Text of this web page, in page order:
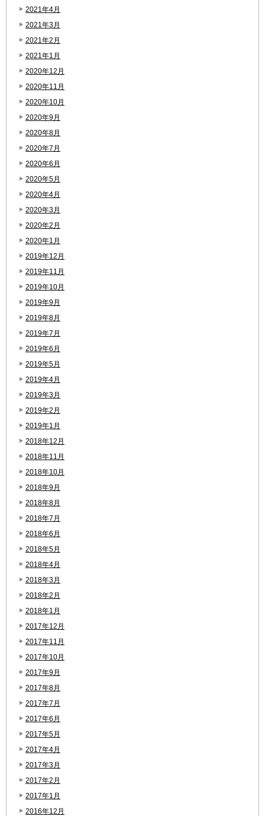
2021年4月
2021年3月
2021年2月
2021年1月
2020年12月
2020年11月
2020年10月
2020年9月
2020年8月
2020年7月
2020年6月
2020年5月
2020年4月
2020年3月
2020年2月
2020年1月
2019年12月
2019年11月
2019年10月
2019年9月
2019年8月
2019年7月
2019年6月
2019年5月
2019年4月
2019年3月
2019年2月
2019年1月
2018年12月
2018年11月
2018年10月
2018年9月
2018年8月
2018年7月
2018年6月
2018年5月
2018年4月
2018年3月
2018年2月
2018年1月
2017年12月
2017年11月
2017年10月
2017年9月
2017年8月
2017年7月
2017年6月
2017年5月
2017年4月
2017年3月
2017年2月
2017年1月
2016年12月